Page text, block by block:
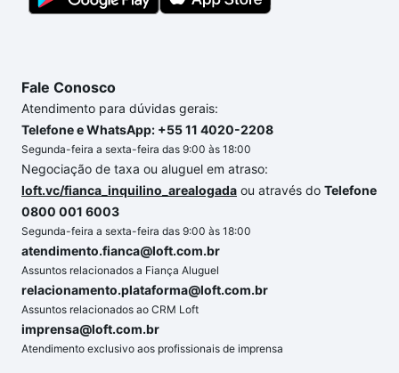
Fale Conosco
Atendimento para dúvidas gerais:
Telefone e WhatsApp: +55 11 4020-2208
Segunda-feira a sexta-feira das 9:00 às 18:00
Negociação de taxa ou aluguel em atraso:
loft.vc/fianca_inquilino_arealogada ou através do Telefone
0800 001 6003
Segunda-feira a sexta-feira das 9:00 às 18:00
atendimento.fianca@loft.com.br
Assuntos relacionados a Fiança Aluguel
relacionamento.plataforma@loft.com.br
Assuntos relacionados ao CRM Loft
imprensa@loft.com.br
Atendimento exclusivo aos profissionais de imprensa